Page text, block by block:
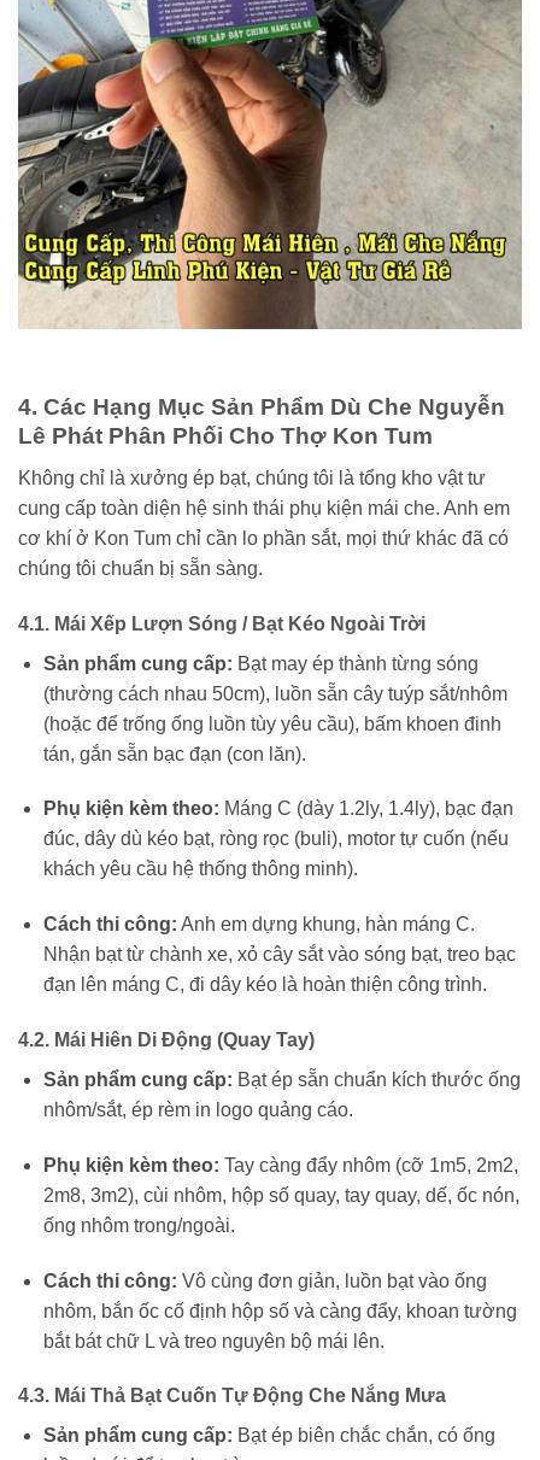
4. Các Hạng Mục Sản Phẩm Dù Che Nguyễn
Lê Phát Phân Phối Cho Thợ Kon Tum
Không chỉ là xưởng ép bạt, chúng tôi là tổng kho vật tư
cung cấp toàn diện hệ sinh thái phụ kiện mái che. Anh em
cơ khí ở Kon Tum chỉ cần lo phần sắt, mọi thứ khác đã có
chúng tôi chuẩn bị sẵn sàng.
4.1. Mái Xếp Lượn Sóng / Bạt Kéo Ngoài Trời
Sản phẩm cung cấp: Bạt may ép thành từng sóng
(thường cách nhau 50cm), luồn sẵn cây tuýp sắt/nhôm
(hoặc để trống ống luồn tùy yêu cầu), bấm khoen đinh
tán, gắn sẵn bạc đạn (con lăn).
Phụ kiện kèm theo: Máng C (dày 1.2ly, 1.4ly), bạc đạn
đúc, dây dù kéo bạt, ròng rọc (buli), motor tự cuốn (nếu
khách yêu cầu hệ thống thông minh).
Cách thi công: Anh em dựng khung, hàn máng C.
Nhận bạt từ chành xe, xỏ cây sắt vào sóng bạt, treo bạc
đạn lên máng C, đi dây kéo là hoàn thiện công trình.
4.2. Mái Hiên Di Động (Quay Tay)
Sản phẩm cung cấp: Bạt ép sẵn chuẩn kích thước ống
nhôm/sắt, ép rèm in logo quảng cáo.
Phụ kiện kèm theo: Tay càng đẩy nhôm (cỡ 1m5, 2m2,
2m8, 3m2), cùi nhôm, hộp số quay, tay quay, dế, ốc nón,
ống nhôm trong/ngoài.
Cách thi công: Vô cùng đơn giản, luồn bạt vào ống
nhôm, bắn ốc cố định hộp số và càng đẩy, khoan tường
bắt bát chữ L và treo nguyên bộ mái lên.
4.3. Mái Thả Bạt Cuốn Tự Động Che Nắng Mưa
Sản phẩm cung cấp: Bạt ép biên chắc chắn, có ống